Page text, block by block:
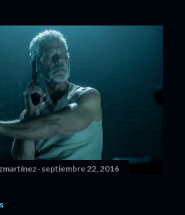
septiembre 22, 2016